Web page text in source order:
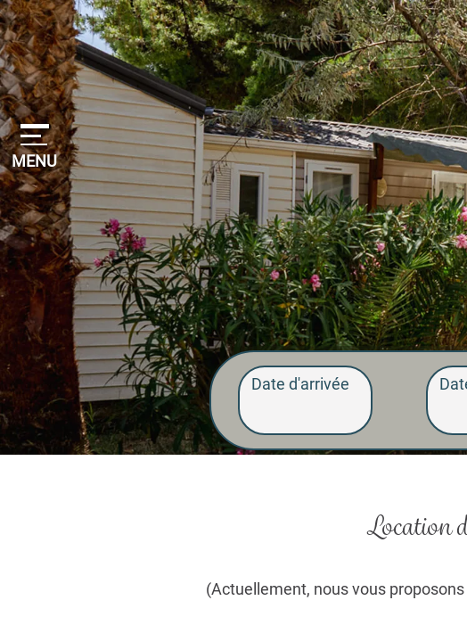
MENU
Date d'arrivée
Location
(Actuellement, nous vous
Panneau de gestion des cookies